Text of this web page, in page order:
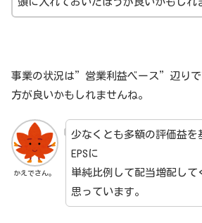
事業の状況は”営業利益ベース”辺りで
方が良いかもしれませんね。
かえでさん。
少なくとも多額の評価益を
EPSに
単純比例して配当増配して
思っています。